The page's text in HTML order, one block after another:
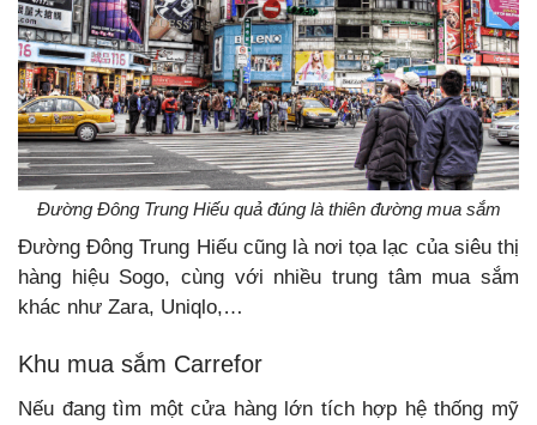
Đường Đông Trung Hiếu quả đúng là thiên đường mua sắm
Đường Đông Trung Hiếu cũng là nơi tọa lạc của siêu thị
hàng hiệu Sogo, cùng với nhiều trung tâm mua sắm
khác như Zara, Uniqlo,…
Khu mua sắm Carrefor
Nếu đang tìm một cửa hàng lớn tích hợp hệ thống mỹ